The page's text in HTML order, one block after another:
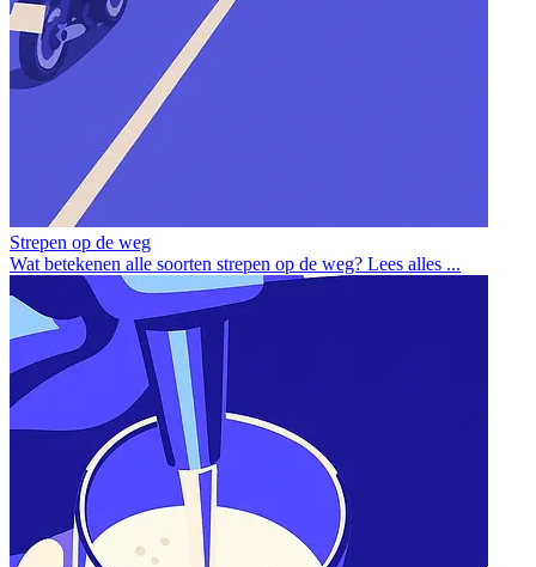
Strepen op de weg
Wat betekenen alle soorten strepen op de weg? Lees alles ...